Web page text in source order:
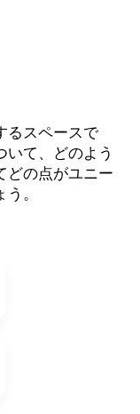
るスペースで
いて、どのよう
どの点がユニー
。